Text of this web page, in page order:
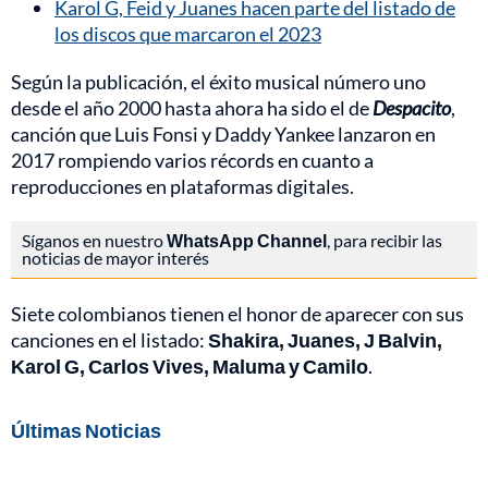
Karol G, Feid y Juanes hacen parte del listado de
los discos que marcaron el 2023
Según la publicación, el éxito musical número uno
desde el año 2000 hasta ahora ha sido el deDespacito,
canción que Luis Fonsi y Daddy Yankee lanzaron en
2017 rompiendo varios récords en cuanto a
reproducciones en plataformas digitales.
Síganos en nuestroWhatsApp Channel, para recibir las
noticias de mayor interés
Siete colombianos tienen el honor de aparecer con sus
canciones en el listado:Shakira, Juanes, J Balvin,
Karol G, Carlos Vives, Maluma y Camilo.
Últimas Noticias